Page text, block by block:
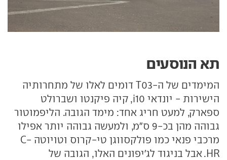
תא הנוסעים
המימדים של ה-T03 דומים לאלו של מתחרותיה
הישירות - יונדאי i10, קיה פיקנטו ושברולט
ספארק, למעט חריג אחד: מימד הגובה. הליפמוטור
גבוהה מהן בכ-9 ס"מ, ולמעשה גבוהה יותר אפילו
מרכבי פנאי כמו פולקסווגן טי-קרוס וטויוטה C-
HR. אבל בניגוד לג'יפונים האלו, הגובה של